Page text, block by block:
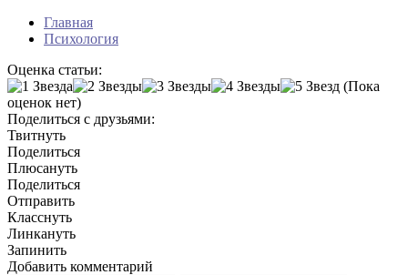
Главная
Психология
Оценка статьи:
(Пока
оценок нет)
Поделиться с друзьями:
Твитнуть
Поделиться
Плюсануть
Поделиться
Отправить
Класснуть
Линкануть
Запинить
Добавить комментарий